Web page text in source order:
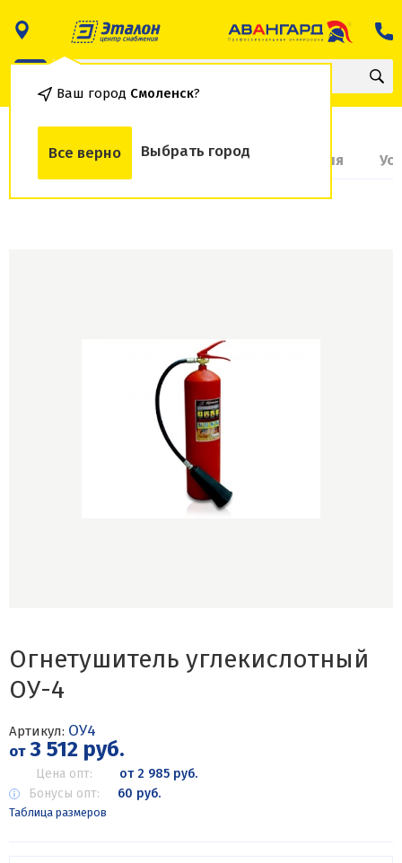
Ваш город Смоленск?
Все верно Выбрать город
О товаре Доставка и оплата Гарантия
Огнетушитель углекислотный
ОУ-4
Артикул: ОУ4
от3 512 руб.
Цена опт:
от 2 985 руб.
Бонусы опт:
60 руб.
Таблица размеров